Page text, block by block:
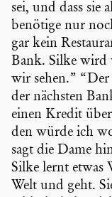
sei, und dass sie
benötige nur
gar kein
Bank. Silke wird
wir sehen.”
der nächsten
einen Kredit
den würde ich
sagt die Dame
Silke lernt etwas
Welt und geht.